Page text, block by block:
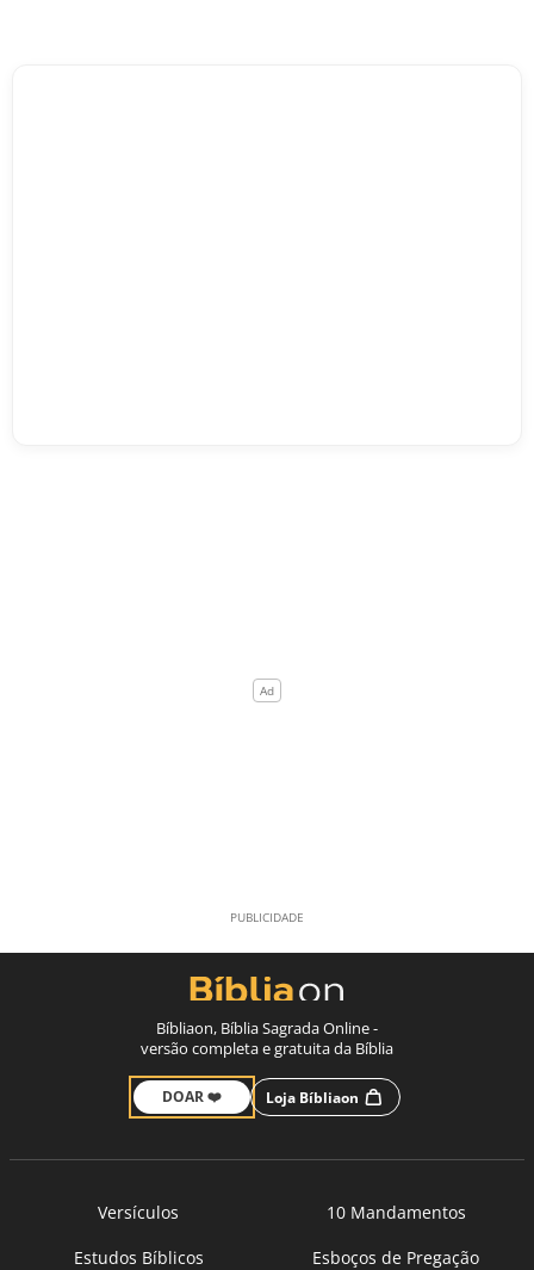
Bíbliaon, Bíblia Sagrada Online -
versão completa e gratuita da Bíblia
DOAR ❤️ Loja Bíbliaon
Versículos
10 Mandamentos
Estudos Bíblicos
Esboços de Pregação